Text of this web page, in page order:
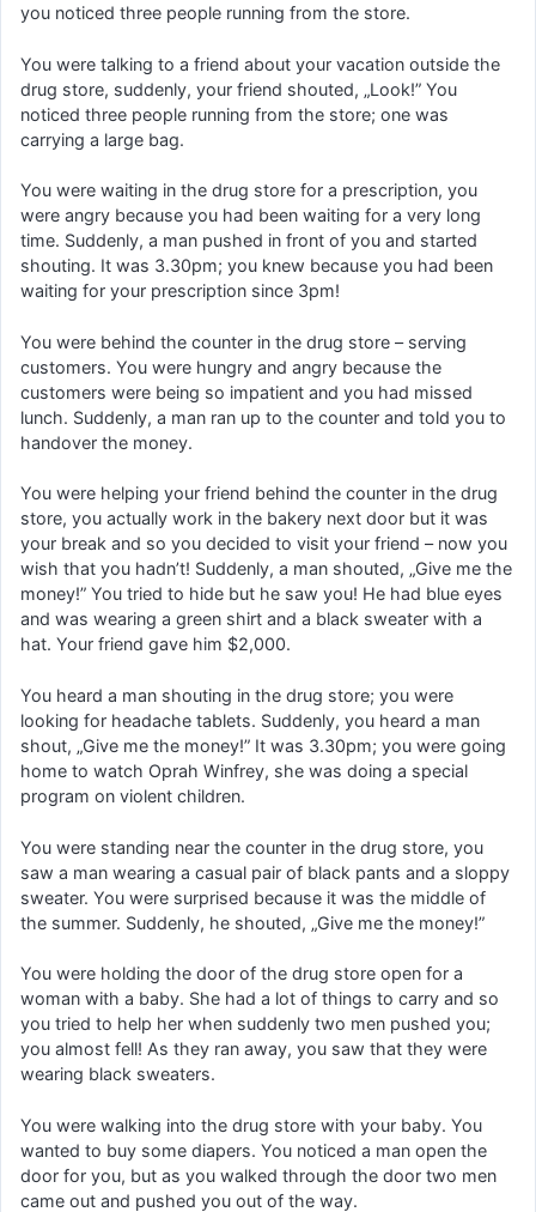
you noticed three people running from the store.
You were talking to a friend about your vacation outside the
drug store, suddenly, your friend shouted, „Look!” You
noticed three people running from the store; one was
carrying a large bag.
You were waiting in the drug store for a prescription, you
were angry because you had been waiting for a very long
time. Suddenly, a man pushed in front of you and started
shouting. It was 3.30pm; you knew because you had been
waiting for your prescription since 3pm!
You were behind the counter in the drug store – serving
customers. You were hungry and angry because the
customers were being so impatient and you had missed
lunch. Suddenly, a man ran up to the counter and told you to
handover the money.
You were helping your friend behind the counter in the drug
store, you actually work in the bakery next door but it was
your break and so you decided to visit your friend – now you
wish that you hadn’t! Suddenly, a man shouted, „Give me the
money!” You tried to hide but he saw you! He had blue eyes
and was wearing a green shirt and a black sweater with a
hat. Your friend gave him $2,000.
You heard a man shouting in the drug store; you were
looking for headache tablets. Suddenly, you heard a man
shout, „Give me the money!” It was 3.30pm; you were going
home to watch Oprah Winfrey, she was doing a special
program on violent children.
You were standing near the counter in the drug store, you
saw a man wearing a casual pair of black pants and a sloppy
sweater. You were surprised because it was the middle of
the summer. Suddenly, he shouted, „Give me the money!”
You were holding the door of the drug store open for a
woman with a baby. She had a lot of things to carry and so
you tried to help her when suddenly two men pushed you;
you almost fell! As they ran away, you saw that they were
wearing black sweaters.
You were walking into the drug store with your baby. You
wanted to buy some diapers. You noticed a man open the
door for you, but as you walked through the door two men
came out and pushed you out of the way.